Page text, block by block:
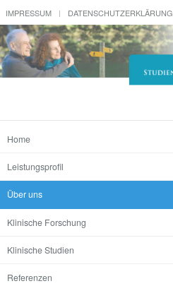
IMPRESSUM DATENSCHUTZERKLÄRUNG
Home
Leistungsprofil
Über uns
Klinische Forschung
Klinische Studien
Referenzen